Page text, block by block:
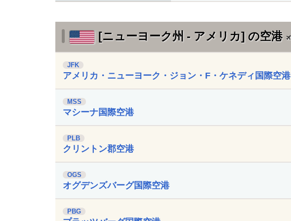
[ニューヨーク州 - アメリカ] の空港
JFK
アメリカ・ニューヨーク・ジョン・F・ケネディ国際空港
MSS
マシーナ国際空港
PLB
クリントン郡空港
OGS
オグデンズバーグ国際空港
PBG